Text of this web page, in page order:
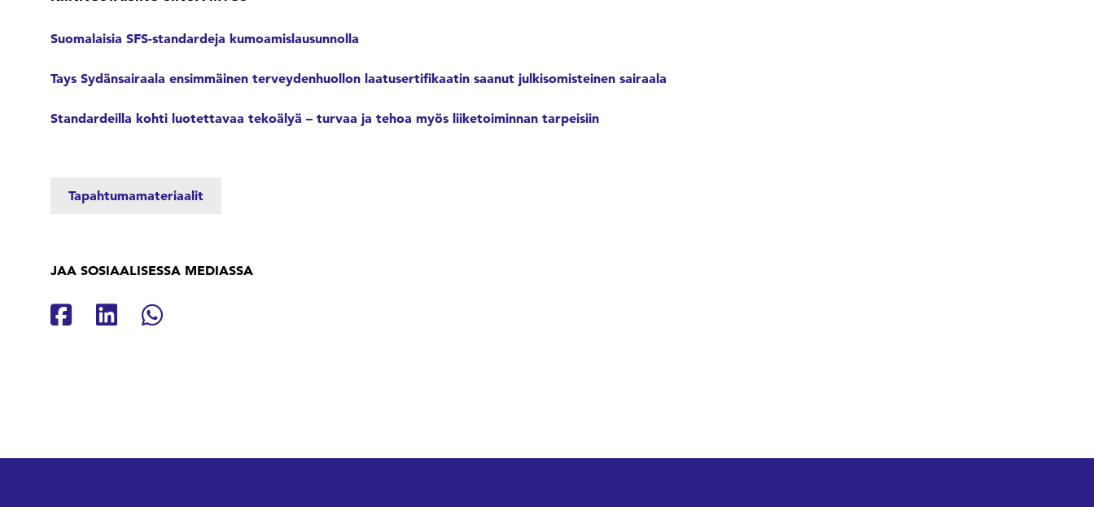
Suomalaisia SFS-standardeja kumoamislausunnolla
Tays Sydänsairaala ensimmäinen terveydenhuollon laatusertifikaatin saanut julkisomisteinen sairaala
Standardeilla kohti luotettavaa tekoälyä – turvaa ja tehoa myös liiketoiminnan tarpeisiin
Tapahtumamateriaalit
JAA SOSIAALISESSA MEDIASSA
Jaa Facebookissa
Jaa Linkedinissä
Jaa Whatsappissa